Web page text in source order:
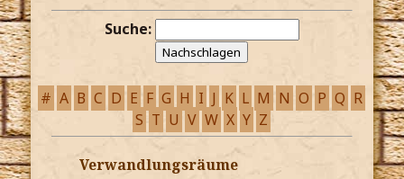
Suche:
# A B C D E F G H I J K L M N O P Q R
S T U V W X Y Z
Verwandlungsräume